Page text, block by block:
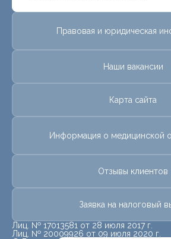
Правовая и юридическая
Наши вакансии
Карта сайта
Информация о медицинской
Отзывы клиентов
Заявка на налоговый
Лиц. № 17013581 от 28 июля 2017 г.
Лиц. № 20009926 от 09 июля 2020 г.